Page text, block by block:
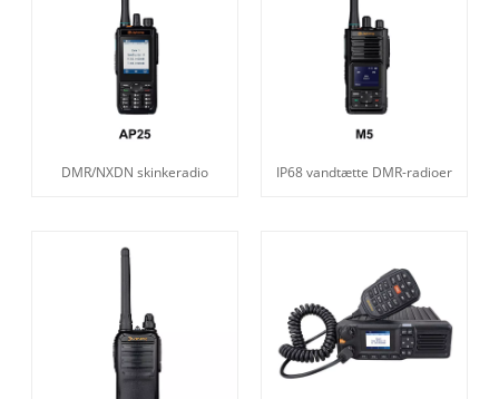
DMR/NXDN skinkeradio IP68 vandtætte DMR-radioer